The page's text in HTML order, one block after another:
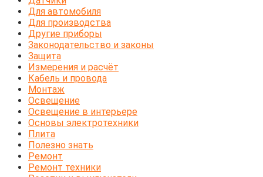
Для автомобиля
Для производства
Другие приборы
Законодательство и законы
Защита
Измерения и расчёт
Кабель и провода
Монтаж
Освещение
Освещение в интерьере
Основы электротехники
Плита
Полезно знать
Ремонт
Ремонт техники